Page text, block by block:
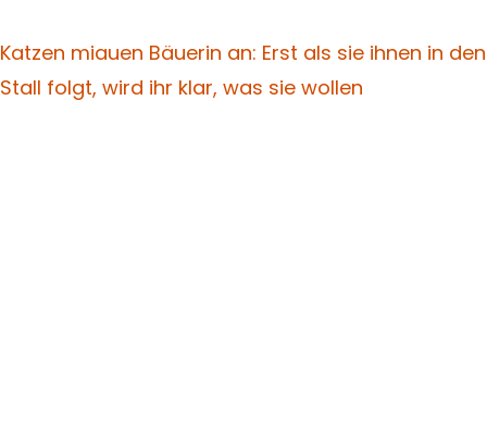
Katzen miauen Bäuerin an: Erst als sie ihnen in den
Stall folgt, wird ihr klar, was sie wollen